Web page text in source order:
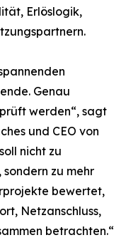
Erlöslogik,
Genau
werden“, sagt
und CEO von
nicht zu
zu mehr
bewertet,
Netzanschluss,
betrachten.“